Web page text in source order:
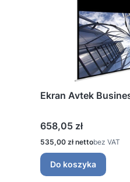
Ekran Avtek
Cena
658,05 zł
Cena
535,00 zł bez VAT
Do koszyka